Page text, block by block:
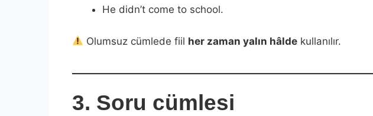
He didn’t come to school.
Olumsuz cümlede fiil her zaman yalın hâlde kullanılır.
3. Soru cümlesi